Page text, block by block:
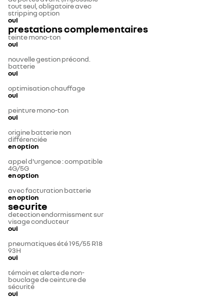
tout seul, obligatoire avec
stripping option
oui
prestations complementaires
teinte mono-ton
oui
nouvelle gestion précond.
batterie
oui
optimisation chauffage
oui
peinture mono-ton
oui
origine batterie non
différenciée
en option
appel d'urgence : compatible
4G/5G
en option
avec facturation batterie
en option
securite
detection endormissment sur
visage conducteur
oui
pneumatiques été 195/55 R18
93H
oui
témoin et alerte de non-
bouclage de ceinture de
sécurité
oui